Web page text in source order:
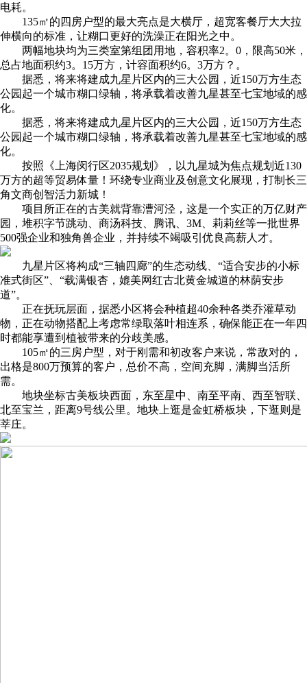
电耗。
135㎡的四房户型的最大亮点是大横厅，超宽客餐厅大大拉
伸横向的标准，让糊口更好的洗澡正在阳光之中。
两幅地块均为三类室第组团用地，容积率2。0，限高50米，
总占地面积约3。15万方，计容面积约6。3万方？。
据悉，将来将建成九星片区内的三大公园，近150万方生态
公园起一个城市糊口绿轴，将承载着改善九星甚至七宝地域的感
化。
据悉，将来将建成九星片区内的三大公园，近150万方生态
公园起一个城市糊口绿轴，将承载着改善九星甚至七宝地域的感
化。
按照《上海闵行区2035规划》，以九星城为焦点规划近130
万方的超等贸易体量！环绕专业商业及创意文化展现，打制长三
角文商创智活力新城！
项目所正在的古美就背靠漕河泾，这是一个实正的万亿财产
园，堆积字节跳动、商汤科技、腾讯、3M、莉莉丝等一批世界
500强企业和独角兽企业，并持续不竭吸引优良高薪人才。
九星片区将构成“三轴四廊”的生态动线、“适合安步的小标
准式街区”、“载满银杏，媲美网红古北黄金城道的林荫安步
道”。
正在抚玩层面，据悉小区将会种植超40余种各类乔灌草动
物，正在动物搭配上考虑常绿取落叶相连系，确保能正在一年四
时都能享遭到植被带来的分歧美感。
105㎡的三房户型，对于刚需和初改客户来说，常敌对的，
出格是800万预算的客户，总价不高，空间充脚，满脚当活所
需。
地块坐标古美板块西面，东至星中、南至平南、西至智联、
北至宝兰，距离9号线公里。地块上逛是金虹桥板块，下逛则是
莘庄。